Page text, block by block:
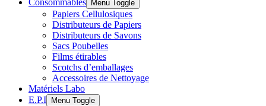
Consommables
Menu Toggle
Papiers Cellulosiques
Distributeurs de Papiers
Distributeurs de Savons
Sacs Poubelles
Films étirables
Scotchs d’emballages
Accessoires de Nettoyage
Matériels Labo
E.P.I
Menu Toggle